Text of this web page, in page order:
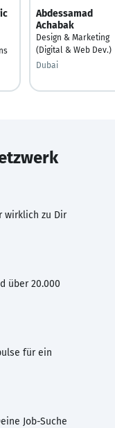
Abdessamad
Achabak
Design & Marketing
(Digital & Web Dev.)
Dubai
wirklich zu Dir
über 20.000
für ein
Job-Suche